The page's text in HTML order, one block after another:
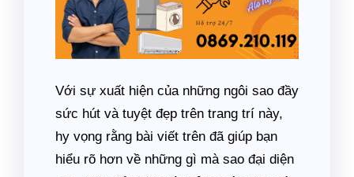
Với sự xuất hiện của những ngôi sao đầy
sức hút và tuyệt đẹp trên trang trí này,
hy vọng rằng bài viết trên đã giúp bạn
hiểu rõ hơn về những gì mà sao đại diện